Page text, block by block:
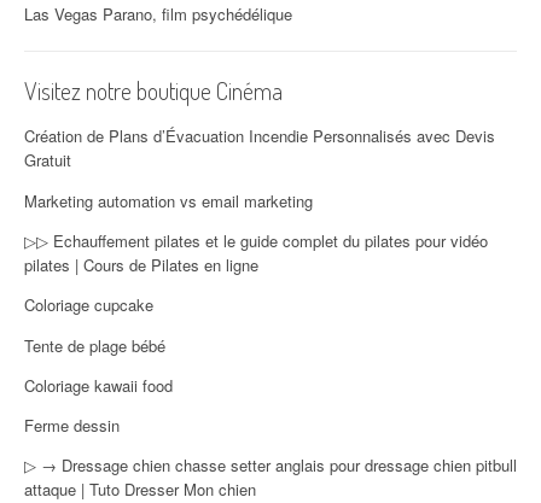
Las Vegas Parano, film psychédélique
Visitez notre boutique Cinéma
Création de Plans d’Évacuation Incendie Personnalisés avec Devis
Gratuit
Marketing automation vs email marketing
▷▷ Echauffement pilates et le guide complet du pilates pour vidéo
pilates | Cours de Pilates en ligne
Coloriage cupcake
Tente de plage bébé
Coloriage kawaii food
Ferme dessin
▷ → Dressage chien chasse setter anglais pour dressage chien pitbull
attaque | Tuto Dresser Mon chien